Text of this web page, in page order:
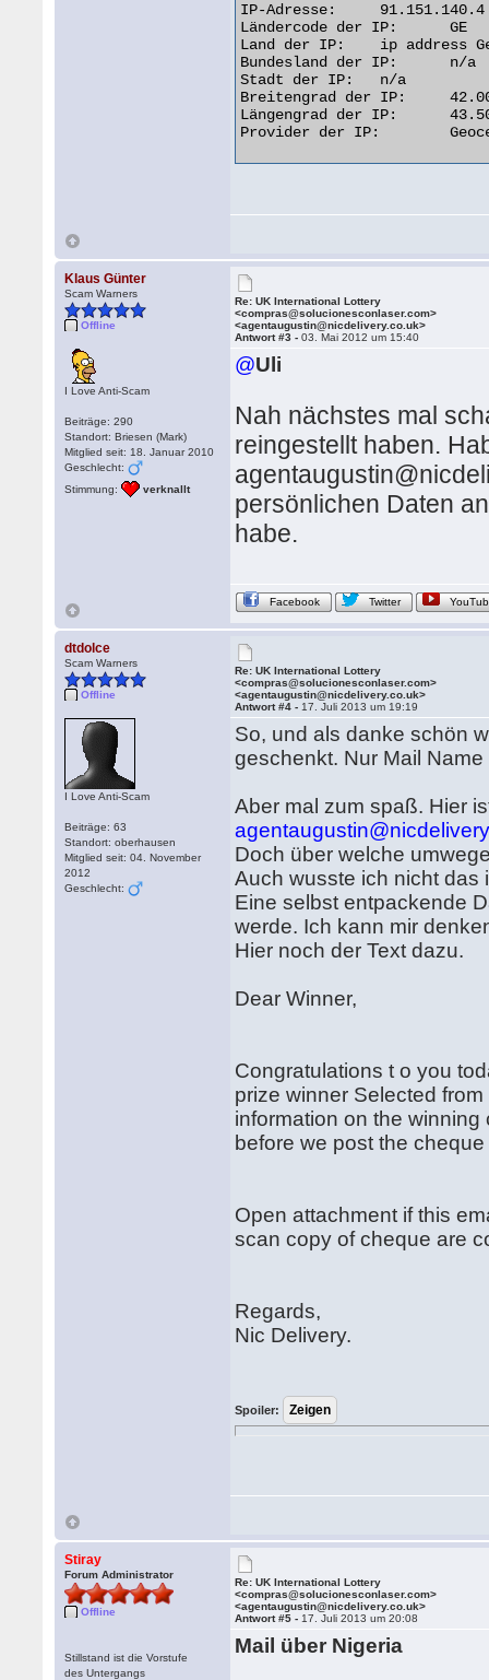
IP-Adresse: 	91.151.140.4
Ländercode der IP: 	GE
Land der IP: 	ip address Georgia
Bundesland der IP: 	n/a
Stadt der IP: 	n/a
Breitengrad der IP: 	42.0000
Längengrad der IP: 	43.5000
Provider der IP: 	Geocell LTD.
Klaus Günter
Scam Warners
Offline
I Love Anti-Scam
Beiträge: 290
Standort: Briesen (Mark)
Mitglied seit: 18. Januar 2010
Geschlecht:
Stimmung:
verknallt
Re: UK International Lottery
<compras@solucionesconlaser.com>
<agentaugustin@nicdelivery.co.uk>
Antwort #3 -03. Mai 2012 um 15:40
@Uli
Nah nächstes mal
reingestellt haben.
persönlichen Daten
habe.
Facebook Twitter
dtdolce
Scam Warners
Offline
I Love Anti-Scam
Beiträge: 63
Standort: oberhausen
Mitglied seit: 04. November
2012
Geschlecht:
Re: UK International Lottery
<compras@solucionesconlaser.com>
<agentaugustin@nicdelivery.co.uk>
Antwort #4 - 17. Juli 2013 um 19:19
So, und als danke schön
geschenkt. Nur Mail
Aber mal zum spaß. Hier
Doch über welche
Auch wusste ich nicht das
Eine selbst entpackende
werde. Ich kann mir
Hier noch der Text dazu.
Dear Winner,
Congratulations t o you
prize winner Selected
information on the
before we post the
Open attachment if this
scan copy of cheque are
Regards,
Nic Delivery.
Spoiler:
Stiray
Forum Administrator
Offline
Stillstand ist die Vorstufe
des Untergangs
Re: UK International Lottery
<compras@solucionesconlaser.com>
<agentaugustin@nicdelivery.co.uk>
Antwort #5 - 17. Juli 2013 um 20:08
Mail über Nigeria